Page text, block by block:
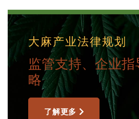
大麻产业法律规划
监管支持、企业
略
了解更多